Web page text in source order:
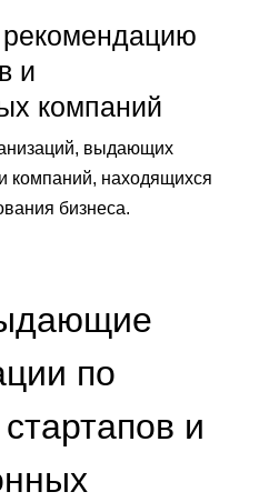
рекомендацию
и
компаний
выдающих
компаний, находящихся
бизнеса.
по
и